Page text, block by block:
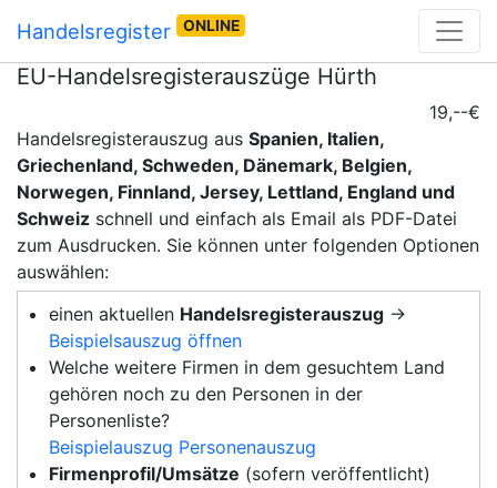
Handelsregister ONLINE
EU-Handelsregisterauszüge Hürth
19,--€
Handelsregisterauszug aus Spanien, Italien,
Griechenland, Schweden, Dänemark, Belgien,
Norwegen, Finnland, Jersey, Lettland, England und
Schweiz schnell und einfach als Email als PDF-Datei
zum Ausdrucken. Sie können unter folgenden Optionen
auswählen:
einen aktuellen Handelsregisterauszug →
Beispielsauszug öffnen
Welche weitere Firmen in dem gesuchtem Land
gehören noch zu den Personen in der
Personenliste?
Beispielauszug Personenauszug
Firmenprofil/Umsätze (sofern veröffentlicht)